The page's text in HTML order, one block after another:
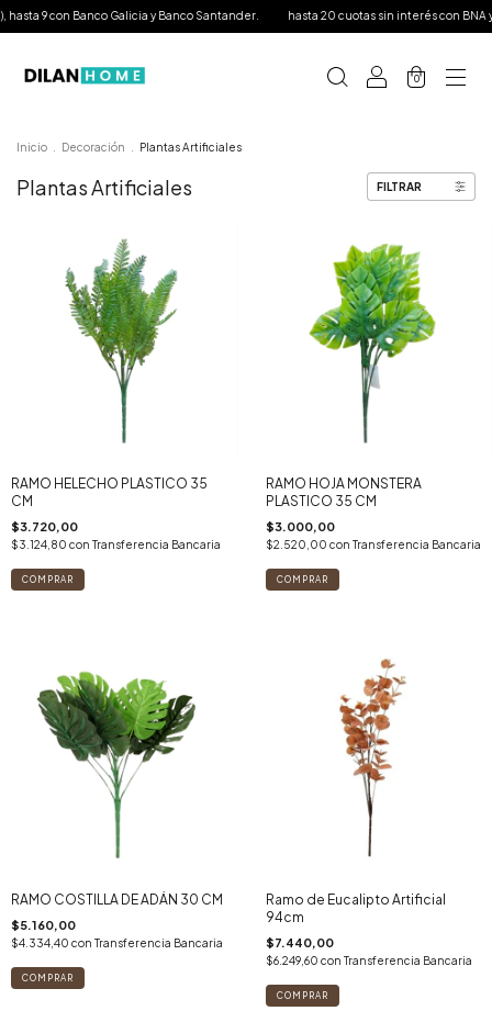
Galicia y Banco Santander. hasta 20 cuotas sin interés con BNA y hasta 12 con
0
Inicio Decoración Plantas Artificiales
Plantas Artificiales FILTRAR
RAMO HELECHO PLASTICO 35
CM
$3.720,00
$3.124,80 con Transferencia Bancaria
RAMO HOJA MONSTERA
PLASTICO 35 CM
$3.000,00
$2.520,00 con Transferencia Bancaria
RAMO COSTILLA DE ADÁN 30 CM
$5.160,00
$4.334,40 con Transferencia Bancaria
Ramo de Eucalipto Artificial
94cm
$7.440,00
$6.249,60 con Transferencia Bancaria